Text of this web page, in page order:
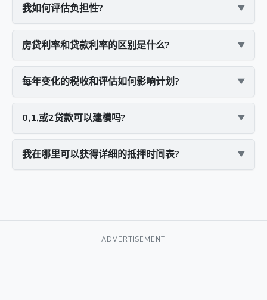
我如何评估负担性?
房贷利率和贷款利率的区别是什么?
每年变化的税收和评估如何影响计划?
0,1,或2贷款可以建模吗?
我在哪里可以获得详细的抵押时间表?
ADVERTISEMENT